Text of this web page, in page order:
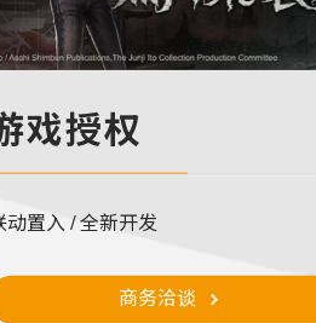
戏授权
动置入 / 全新开发
商务洽谈